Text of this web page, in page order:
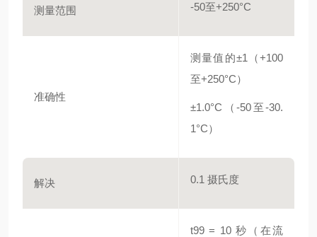
测量范围 -50至+250°C
准确性
测量值的±1（+100
至+250°C）
±1.0°C（-50至-30.
1°C）
解决 0.1 摄氏度
t99 = 10 秒（在流